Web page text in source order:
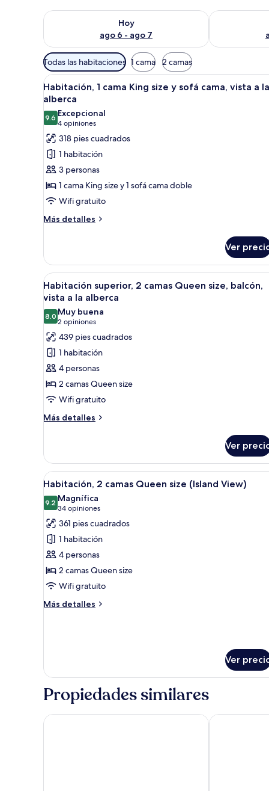
Hoy
ago 6 - ago 7
Consulta la disponibilidad para hoy ago 6 - ago 7
Consulta la
Filtros
disponibles
para
las
habitaciones
Todas las habitaciones 1 cama 2 camas
Abrir
todas
las
fotos
de
Habitación,
cama
King
size
y
vista
a
la
alberca
Habitación de hotel con una
9
Habitación, 1 cama King size y sofá cama, vista a la
alberca
9.69.6 de 10
Excepcional
4 opiniones
(4
opiniones)
318 pies cuadrados
1 habitación
3 personas
1 cama King size y 1 sofá cama doble
Wifi gratuito
Más detalles
Más
1
cama
King
size
sofá
cama,
vista
a
la
alberca
Ver
Abrir
todas
las
fotos
de
Habitación
superior,
2
camas
Queen
size,
a
la
alberca
Habitación de hotel con dos
9
Habitación superior, 2 camas Queen size, balcón,
vista a la alberca
8.08.0 de 10
Muy buena
2 opiniones
(2
opiniones)
439 pies cuadrados
1 habitación
4 personas
2 camas Queen size
Wifi gratuito
Más detalles
Más
superior,
camas
Queen
size,
balcón,
vista
a
la
alberca
Ver
Abrir
todas
las
fotos
de
Habitación,
2
camas
Queen
size
Habitación de hotel con dos
6
Habitación, 2 camas Queen size (Island View)
9.29.2 de 10
Magnífica
34 opiniones
(34
opiniones)
361 pies cuadrados
1 habitación
4 personas
2 camas Queen size
Wifi gratuito
Más detalles
Más
Queen
size
(Island
View)
Ver
Propiedades similares
The Rif at Mangrove Beach Corendon Curacao All-
Renaissance